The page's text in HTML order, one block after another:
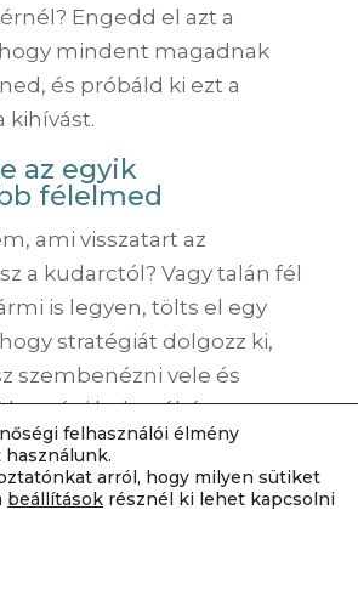
Engedd el azt a
mindent magadnak
és próbáld ki ezt a
kihívást.
az egyik
félelmed
ami visszatart az
a kudarctól? Vagy talán fél
is legyen, tölts el egy
stratégiát dolgozz ki,
szembenézni vele és
vágj bele néhány
valamit, amit eddig
tervező eszköz
felhasználói élmény
arról, hogy milyen sütiket
beállítások résznél ki lehet kapcsolni